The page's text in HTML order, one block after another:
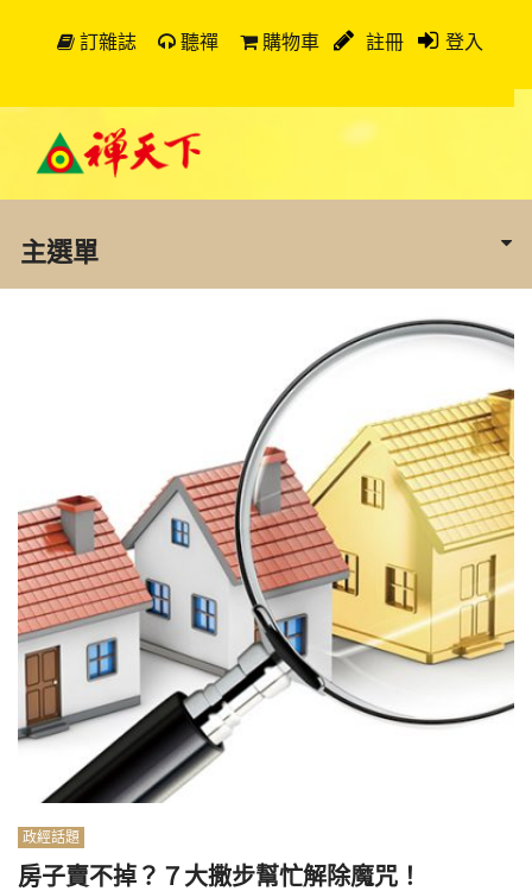
訂雜誌 聽禪 購物車 註冊 登入
主選單
政經話題
房子賣不掉？７大撒步幫忙解除魔咒！